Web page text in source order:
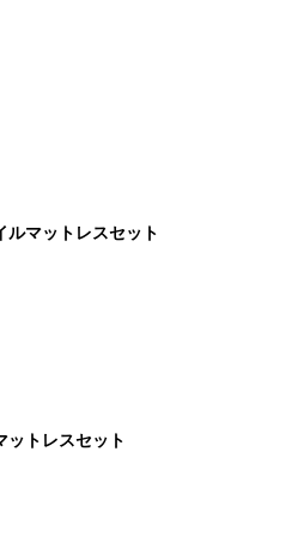
マットレスセット
トレスセット